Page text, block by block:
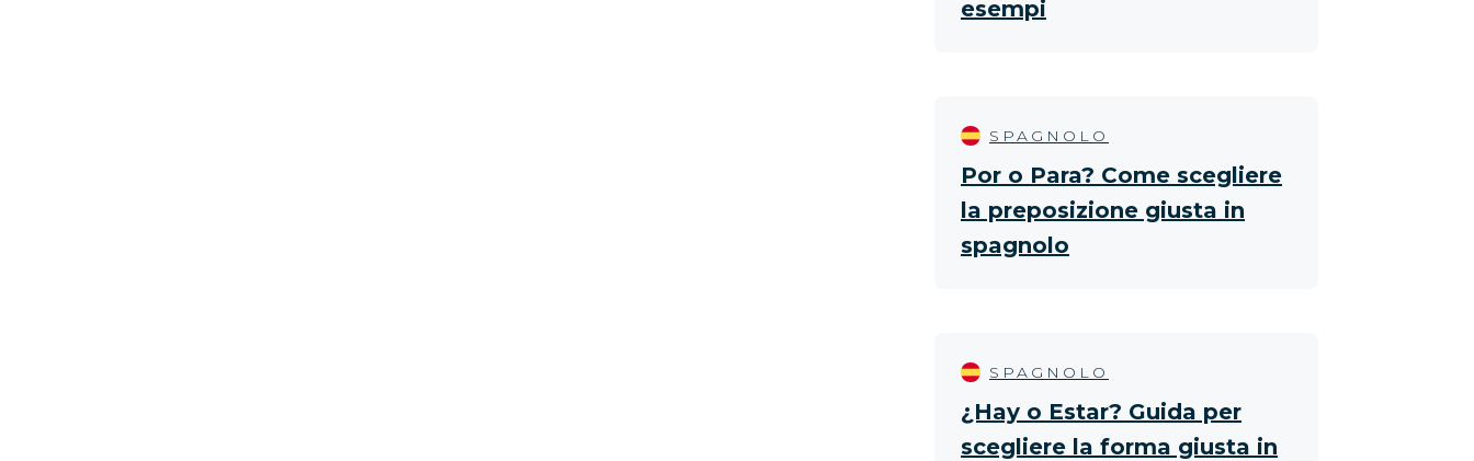
esempi
SPAGNOLO
Por o Para? Come scegliere
la preposizione giusta in
spagnolo
SPAGNOLO
¿Hay o Estar? Guida per
scegliere la forma giusta in